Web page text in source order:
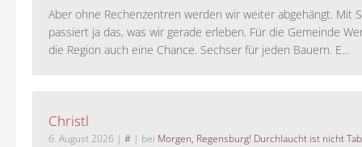
Aber ohne Rechenzentren werden wir weiter abgehängt. Mit
passiert ja das, was wir gerade erleben. Für die Gemeinde
die Region auch eine Chance. Sechser für jeden Bauern. E...
Christl
6. August 2026 | # | bei Morgen, Regensburg! Durchlaucht ist nicht